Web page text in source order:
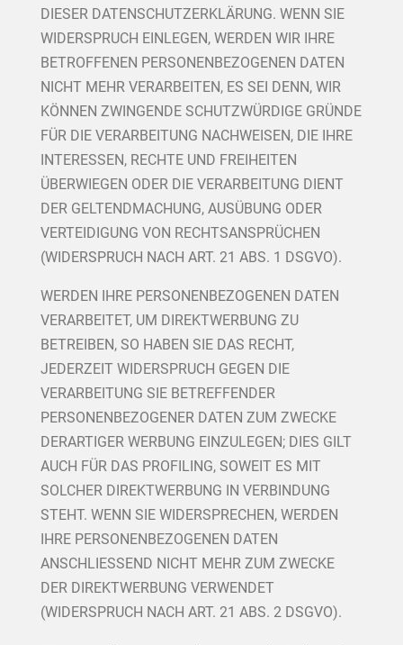
DIESER DATENSCHUTZERKLÄRUNG. WENN SIE
WIDERSPRUCH EINLEGEN, WERDEN WIR IHRE
BETROFFENEN PERSONENBEZOGENEN DATEN
NICHT MEHR VERARBEITEN, ES SEI DENN, WIR
KÖNNEN ZWINGENDE SCHUTZWÜRDIGE GRÜNDE
FÜR DIE VERARBEITUNG NACHWEISEN, DIE IHRE
INTERESSEN, RECHTE UND FREIHEITEN
ÜBERWIEGEN ODER DIE VERARBEITUNG DIENT
DER GELTENDMACHUNG, AUSÜBUNG ODER
VERTEIDIGUNG VON RECHTSANSPRÜCHEN
(WIDERSPRUCH NACH ART. 21 ABS. 1 DSGVO).
WERDEN IHRE PERSONENBEZOGENEN DATEN
VERARBEITET, UM DIREKTWERBUNG ZU
BETREIBEN, SO HABEN SIE DAS RECHT,
JEDERZEIT WIDERSPRUCH GEGEN DIE
VERARBEITUNG SIE BETREFFENDER
PERSONENBEZOGENER DATEN ZUM ZWECKE
DERARTIGER WERBUNG EINZULEGEN; DIES GILT
AUCH FÜR DAS PROFILING, SOWEIT ES MIT
SOLCHER DIREKTWERBUNG IN VERBINDUNG
STEHT. WENN SIE WIDERSPRECHEN, WERDEN
IHRE PERSONENBEZOGENEN DATEN
ANSCHLIESSEND NICHT MEHR ZUM ZWECKE
DER DIREKTWERBUNG VERWENDET
(WIDERSPRUCH NACH ART. 21 ABS. 2 DSGVO).